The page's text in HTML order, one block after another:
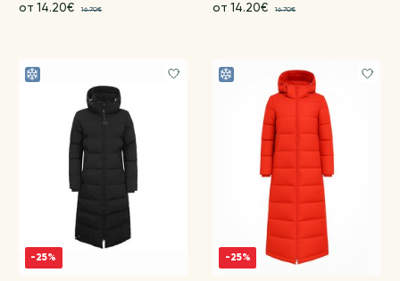
от 14.20€ 16.70€ от 14.20€ 16.70€
-25% -25%